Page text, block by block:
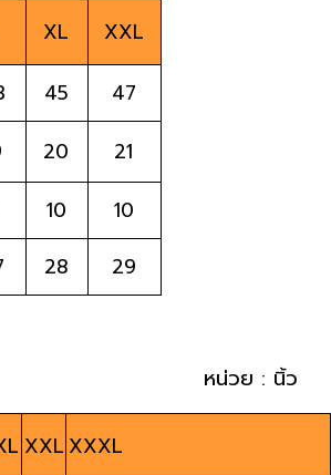
XL XXL
45 47
20 21
10
10
28 29
หน่วย : นิ้ว
XXL XXXL